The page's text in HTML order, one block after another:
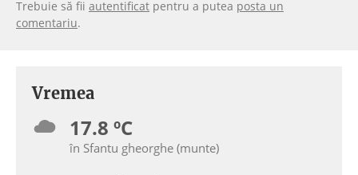
Trebuie să fii autentificat pentru a putea posta un
comentariu.
Vremea
17.8 ºC
în Sfantu gheorghe (munte)